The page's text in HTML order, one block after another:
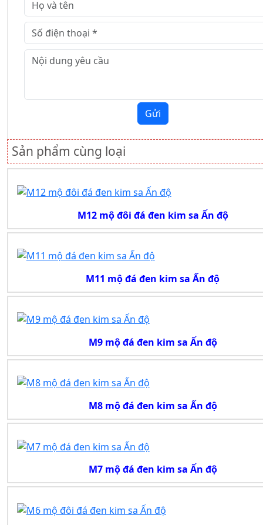
Gửi
Sản phẩm cùng loại
M12 mộ đôi đá đen kim sa Ấn độ
M11 mộ đá đen kim sa Ấn độ
M9 mộ đá đen kim sa Ấn độ
M8 mộ đá đen kim sa Ấn độ
M7 mộ đá đen kim sa Ấn độ